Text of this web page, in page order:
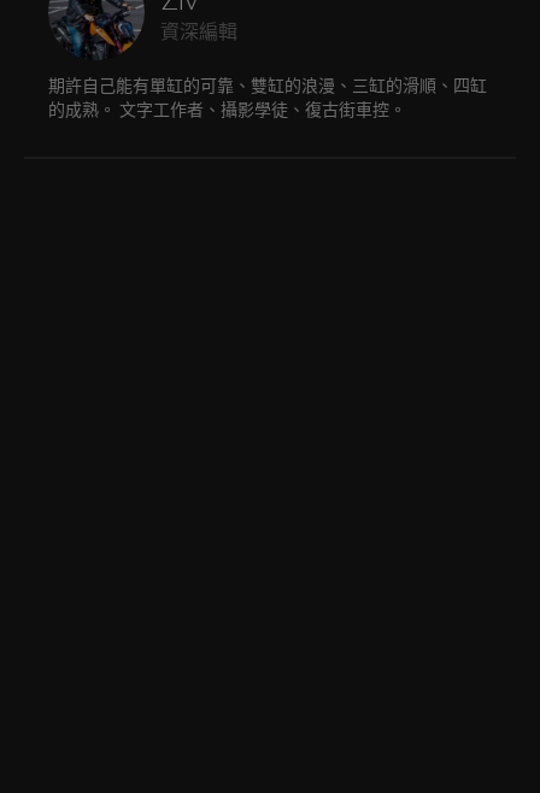
資深編輯
期許自己能有單缸的可靠、雙缸的浪漫、三缸的滑順、四缸
的成熟。 文字工作者、攝影學徒、復古街車控。